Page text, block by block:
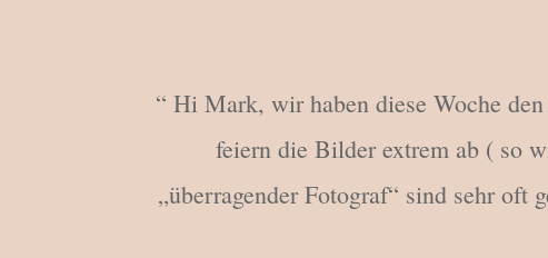
“ Hi Mark, wir haben diese Woche
feiern die Bilder extrem ab ( so
„überragender Fotograf“ sind sehr